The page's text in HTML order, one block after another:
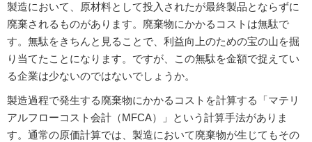
製造において、原材料として投入されたが最終製品とならずに
廃棄されるものがあります。廃棄物にかかるコストは無駄で
す。無駄をきちんと見ることで、利益向上のための宝の山を掘
り当てたことになります。ですが、この無駄を金額で捉えてい
る企業は少ないのではないでしょうか。
製造過程で発生する廃棄物にかかるコストを計算する「マテリ
アルフローコスト会計（MFCA）」という計算手法がありま
す。通常の原価計算では、製造において廃棄物が生じてもその